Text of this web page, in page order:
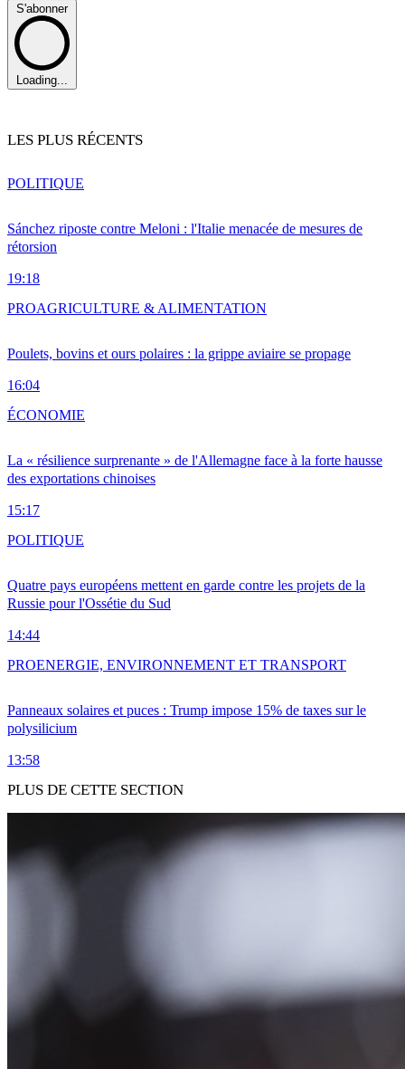
S'abonner
Loading...
LES PLUS RÉCENTS
Sánchez riposte contre Meloni : l'Italie menacée de mesures de
rétorsion
19:18
POLITIQUE
Poulets, bovins et ours polaires : la grippe aviaire se propage
16:04
PROAGRICULTURE & ALIMENTATION
La « résilience surprenante » de l'Allemagne face à la forte hausse
des exportations chinoises
15:17
ÉCONOMIE
Quatre pays européens mettent en garde contre les projets de la
Russie pour l'Ossétie du Sud
14:44
POLITIQUE
Panneaux solaires et puces : Trump impose 15% de taxes sur le
polysilicium
13:58
PROENERGIE, ENVIRONNEMENT ET TRANSPORT
PLUS DE CETTE SECTION